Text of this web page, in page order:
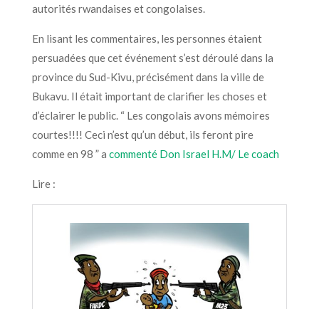
autorités rwandaises et congolaises.
En lisant les commentaires, les personnes étaient
persuadées que cet événement s’est déroulé dans la
province du Sud-Kivu, précisément dans la ville de
Bukavu. Il était important de clarifier les choses et
d’éclairer le public. “ Les congolais avons mémoires
courtes!!!! Ceci n’est qu’un début, ils feront pire
comme en 98 ” a commenté Don Israel H.M/ Le coach
Lire :